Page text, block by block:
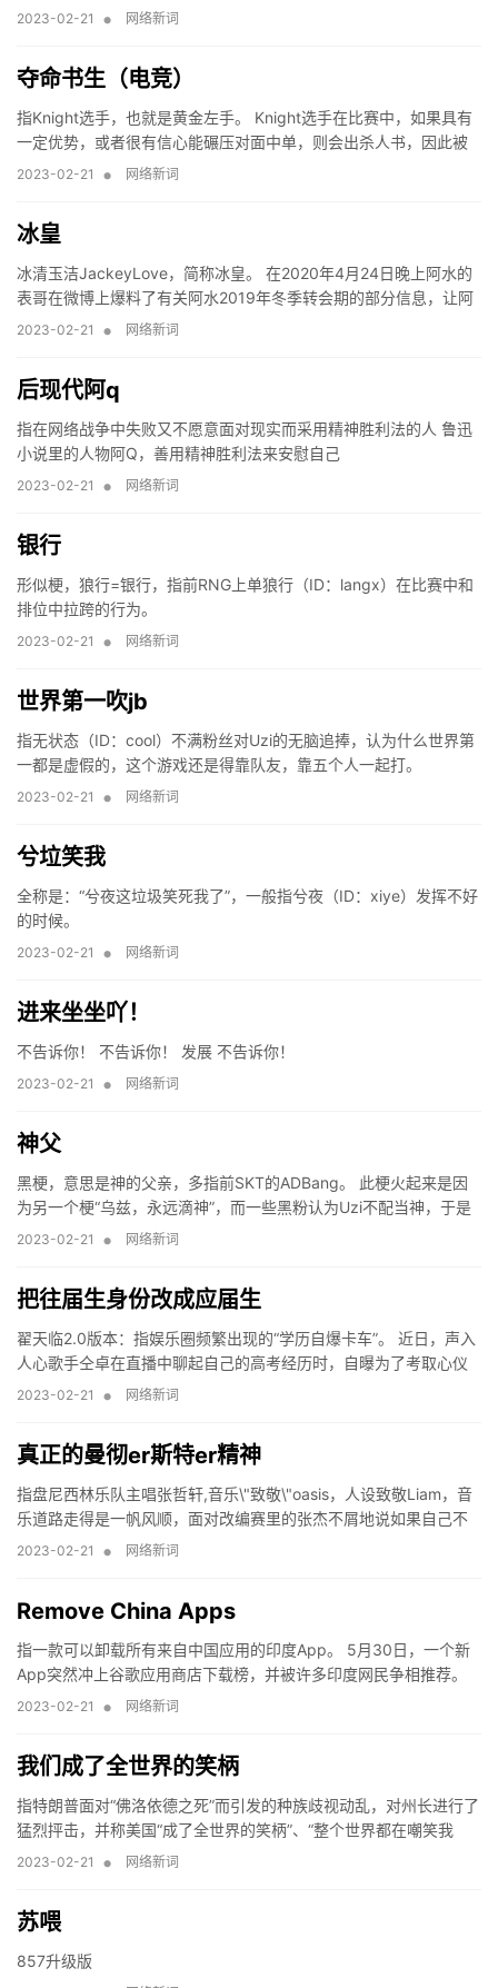
具晟彬，是一位非常出众的ADC选手，在S4的三星白拿到了世界冠
2023-02-21 • 网络新词
夺命书生（电竞）
指Knight选手，也就是黄金左手。 Knight选手在比赛中，如果具有
一定优势，或者很有信心能碾压对面中单，则会出杀人书，因此被
称为“夺命书生”。
2023-02-21 • 网络新词
冰皇
冰清玉洁JackeyLove，简称冰皇。 在2020年4月24日晚上阿水的
表哥在微博上爆料了有关阿水2019年冬季转会期的部分信息，让阿
水和他的表哥成为众矢之的，认为在转会期的操作导致阿水最终离
2023-02-21 • 网络新词
后现代阿q
指在网络战争中失败又不愿意面对现实而采用精神胜利法的人 鲁迅
小说里的人物阿Q，善用精神胜利法来安慰自己
2023-02-21 • 网络新词
银行
形似梗，狼行=银行，指前RNG上单狼行（ID：langx）在比赛中和
排位中拉跨的行为。
2023-02-21 • 网络新词
世界第一吹jb
指无状态（ID：cool）不满粉丝对Uzi的无脑追捧，认为什么世界第
一都是虚假的，这个游戏还是得靠队友，靠五个人一起打。
2023-02-21 • 网络新词
兮垃笑我
全称是：“兮夜这垃圾笑死我了”，一般指兮夜（ID：xiye）发挥不好
的时候。
2023-02-21 • 网络新词
进来坐坐吖！
不告诉你！ 不告诉你！ 发展 不告诉你！
2023-02-21 • 网络新词
神父
黑梗，意思是神的父亲，多指前SKT的ADBang。 此梗火起来是因
为另一个梗“乌兹，永远滴神”，而一些黑粉认为Uzi不配当神，于是
绞尽脑汁去找了不少韩国选手，来证明他们比Uzi强，其中一个大家
2023-02-21 • 网络新词
把往届生身份改成应届生
翟天临2.0版本：指娱乐圈频繁出现的“学历自爆卡车”。 近日，声入
人心歌手仝卓在直播中聊起自己的高考经历时，自曝为了考取心仪
的学校，通过一些手段把自己往届生的身份改成了应届生。
2023-02-21 • 网络新词
真正的曼彻er斯特er精神
指盘尼西林乐队主唱张哲轩,音乐\"致敬\"oasis，人设致敬Liam，音
乐道路走得是一帆风顺，面对改编赛里的张杰不屑地说如果自己不
可能唱张杰的歌来标榜自己很摇滚，一边在总决赛里跟娜娜合作演
2023-02-21 • 网络新词
Remove China Apps
指一款可以卸载所有来自中国应用的印度App。 5月30日，一个新
App突然冲上谷歌应用商店下载榜，并被许多印度网民争相推荐。
而这款应用的功能只有一个——帮你找到手机里安装的“中国应用”，
2023-02-21 • 网络新词
我们成了全世界的笑柄
指特朗普面对“佛洛依德之死”而引发的种族歧视动乱，对州长进行了
猛烈抨击，并称美国“成了全世界的笑柄”、“整个世界都在嘲笑我
们”。
2023-02-21 • 网络新词
苏喂
857升级版